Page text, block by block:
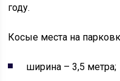
году.
Косые места на
ширина – 3,5 метра;